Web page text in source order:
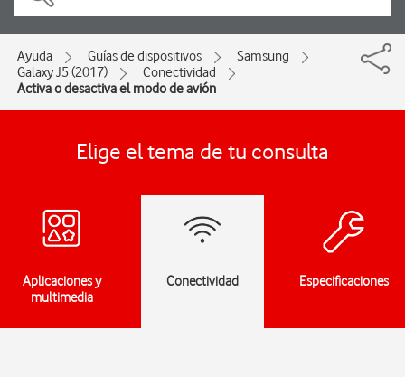
Ayuda Guías de dispositivos
Samsung
Galaxy J5 (2017)
Conectividad
Activa o desactiva el modo de avión
Elige el tema de tu consulta
Aplicaciones y
multimedia
Conectividad Especificaciones